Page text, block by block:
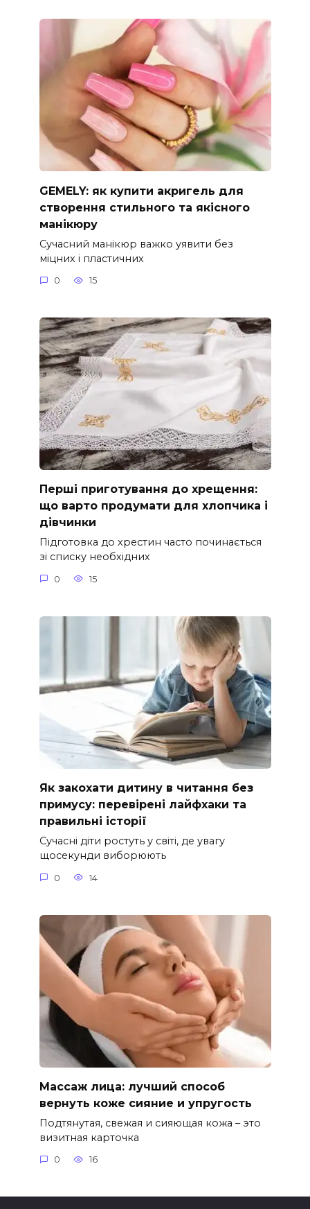
GEMELY: як купити акригель для
створення стильного та якісного
манікюру
Сучасний манікюр важко уявити без
міцних і пластичних
0 15
Перші приготування до хрещення:
що варто продумати для хлопчика і
дівчинки
Підготовка до хрестин часто починається
зі списку необхідних
0 15
Як закохати дитину в читання без
примусу: перевірені лайфхаки та
правильні історії
Сучасні діти ростуть у світі, де увагу
щосекунди виборюють
0 14
Массаж лица: лучший способ
вернуть коже сияние и упругость
Подтянутая, свежая и сияющая кожа – это
визитная карточка
0 16